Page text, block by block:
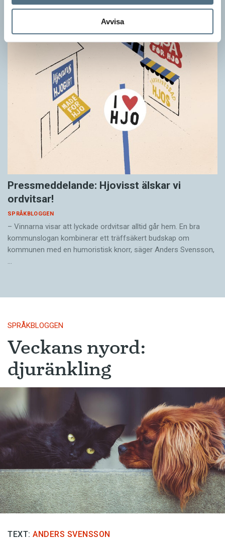
Avvisa
Pressmeddelande: Hjovisst älskar vi
ordvitsar!
SPRÅKBLOGGEN
– Vinnarna visar att lyckade ordvitsar alltid går hem. En bra
kommunslogan kombinerar ett träffsäkert budskap om
kommunen med en humoristisk knorr, säger Anders Svensson,
…
SPRÅKBLOGGEN
Veckans nyord:
djuränkling
TEXT: ANDERS SVENSSON